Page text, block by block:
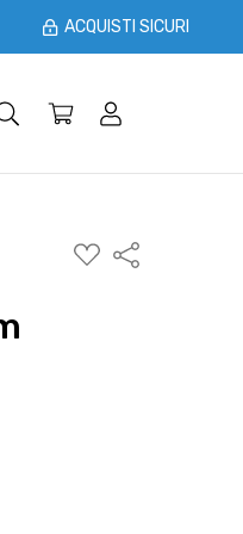
ACQUISTI SICURI
E CASA
AGGIUNGI
ALLA
Condividi